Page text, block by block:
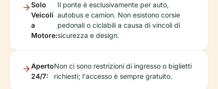
Solo
Veicoli
a
Motore:
Il ponte è esclusivamente per auto,
autobus e camion. Non esistono corsie
pedonali o ciclabili a causa di vincoli di
sicurezza e design.
Aperto
24/7:
Non ci sono restrizioni di ingresso o biglietti
richiesti; l'accesso è sempre gratuito.